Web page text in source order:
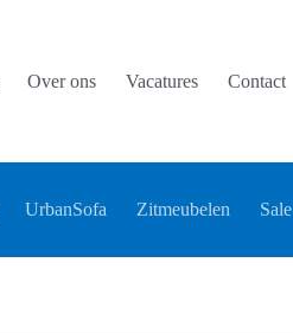
Over ons Vacatures Contact
UrbanSofa Zitmeubelen Sale